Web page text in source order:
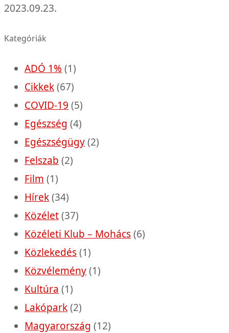
2023.09.23.
Kategóriák
ADÓ 1% (1)
Cikkek(67)
COVID-19 (5)
Egészség (4)
Egészségügy(2)
Felszab (2)
Film (1)
Hírek(34)
Közélet(37)
Közéleti Klub – Mohács(6)
Közlekedés(1)
Közvélemény(1)
Kultúra (1)
Lakópark(2)
Magyarország (12)